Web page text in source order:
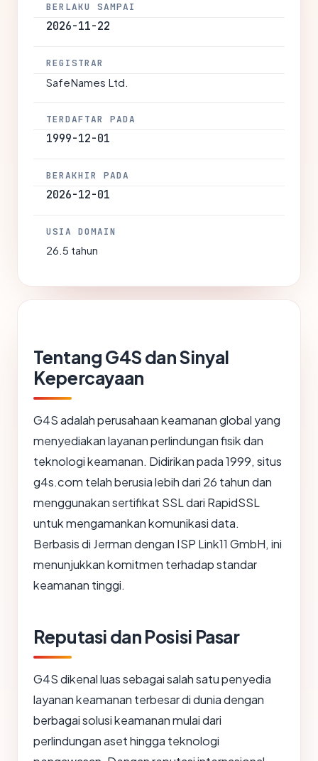
BERLAKU SAMPAI
2026-11-22
REGISTRAR
SafeNames Ltd.
TERDAFTAR PADA
1999-12-01
BERAKHIR PADA
2026-12-01
USIA DOMAIN
26.5 tahun
Tentang G4S dan Sinyal
Kepercayaan
G4S adalah perusahaan keamanan global yang
menyediakan layanan perlindungan fisik dan
teknologi keamanan. Didirikan pada 1999, situs
g4s.com telah berusia lebih dari 26 tahun dan
menggunakan sertifikat SSL dari RapidSSL
untuk mengamankan komunikasi data.
Berbasis di Jerman dengan ISP Link11 GmbH, ini
menunjukkan komitmen terhadap standar
keamanan tinggi.
Reputasi dan Posisi Pasar
G4S dikenal luas sebagai salah satu penyedia
layanan keamanan terbesar di dunia dengan
berbagai solusi keamanan mulai dari
perlindungan aset hingga teknologi